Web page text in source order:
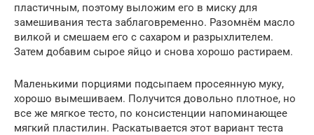
пластичным, поэтому выложим его в миску для
замешивания теста заблаговременно. Разомнём масло
вилкой и смешаем его с сахаром и разрыхлителем.
Затем добавим сырое яйцо и снова хорошо растираем.
Маленькими порциями подсыпаем просеянную муку,
хорошо вымешиваем. Получится довольно плотное, но
все же мягкое тесто, по консистенции напоминающее
мягкий пластилин. Раскатывается этот вариант теста